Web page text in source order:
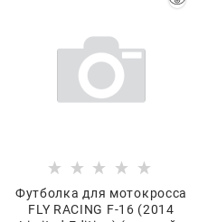
Футболка для мотокросса
FLY RACING F-16 (2014